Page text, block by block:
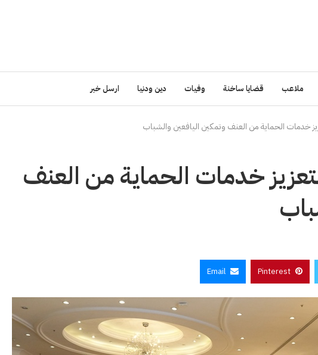
ملاعب قضايا ساخنة وفيات دين ودنيا ارسل خبر
خدمات الحماية من العنف وتمكين اليافعين والشباب
خدمات الحماية من العنف
Pinterest
Email